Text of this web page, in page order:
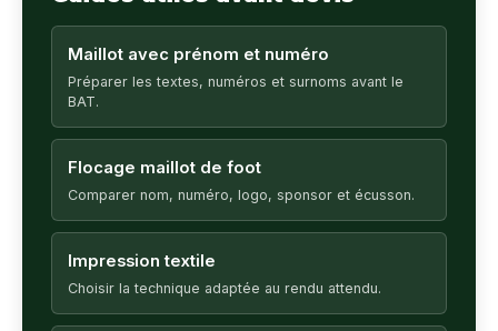
Maillot avec prénom et numéro
Préparer les textes, numéros et surnoms avant le
BAT.
Flocage maillot de foot
Comparer nom, numéro, logo, sponsor et écusson.
Impression textile
Choisir la technique adaptée au rendu attendu.